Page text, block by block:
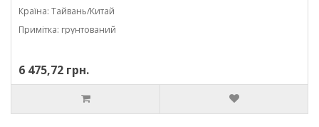
Країна: Тайвань/Китай
Примітка: грунтований
6 475,72 грн.